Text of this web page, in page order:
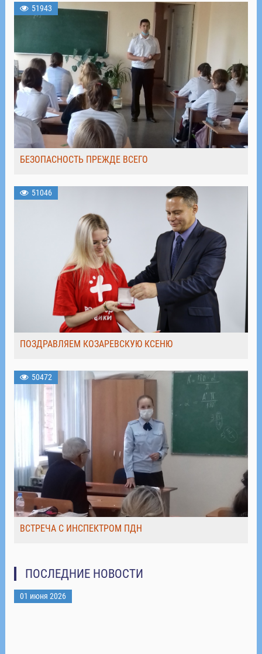
51943
БЕЗОПАСНОСТЬ ПРЕЖДЕ ВСЕГО
51046
ПОЗДРАВЛЯЕМ КОЗАРЕВСКУЮ КСЕНЮ
50472
ВСТРЕЧА С ИНСПЕКТРОМ ПДН
ПОСЛЕДНИЕ НОВОСТИ
01 июня 2026